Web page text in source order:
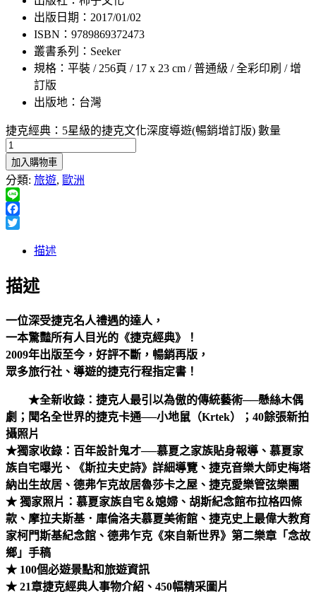
出版日期：2017/01/02
ISBN：9789869372473
叢書系列：Seeker
規格：平裝 / 256頁 / 17 x 23 cm / 普通級 / 全彩印刷 / 增
訂版
出版地：台灣
捷克經典：5星級的捷克文化深度導遊(暢銷增訂版) 數量
加入購物車
分類: 旅遊, 歐洲
Line
Facebook
描述
描述
一位深受捷克名人禮遇的達人，
一本驚豔所有人目光的《捷克經典》！
2009年出版至今，好評不斷，暢銷再版，
眾多旅行社、導遊的捷克行程指定書！
★全新收錄：捷克人最引以為傲的傳統藝術──懸絲木偶
劇；聞名全世界的捷克卡通──小地鼠（Krtek）；40餘張新拍
攝照片
★獨家收錄：百年設計鬼才──慕夏之家族貼身報導、慕夏家
族自宅曝光、《斯拉夫史詩》詳細導覽、捷克音樂大師史梅塔
納出生故居、德弗乍克故居魯莎卡之屋、捷克愛樂管弦樂團
★ 獨家照片：慕夏家族自宅＆媳婦、胡斯紀念館布拉格四條
款、摩拉夫斯基．庫倫洛夫慕夏美術館、捷克史上最偉大教育
家柯門斯基紀念館、德弗乍克《來自新世界》第二樂章「念故
鄉」手稿
★ 100個必遊景點和旅遊資訊
★ 21章捷克經典人事物介紹、450幅精采圖片